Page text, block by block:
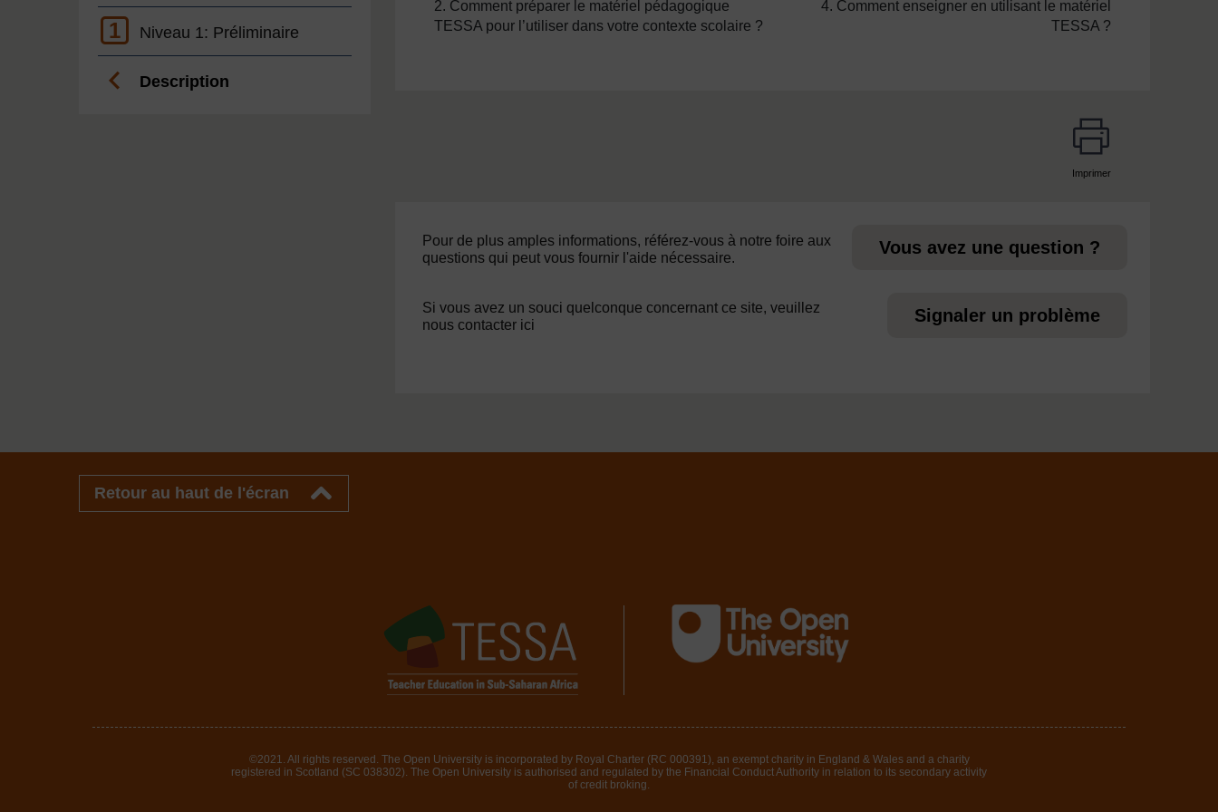
1 Niveau 1: Préliminaire
Description
2. Comment préparer le matériel pédagogique
TESSA pour l’utiliser dans votre contexte scolaire ?
4. Comment enseigner en utilisant le matériel
TESSA ?
Imprimer
Pour de plus amples informations, référez-vous à notre foire aux
questions qui peut vous fournir l'aide nécessaire.
Vous avez une question ?
Si vous avez un souci quelconque concernant ce site, veuillez
nous contacter ici
Signaler un problème
Retour au haut de l'écran
©2021. All rights reserved. The Open University is incorporated by Royal Charter (RC 000391), an exempt charity in England & Wales and a charity
registered in Scotland (SC 038302). The Open University is authorised and regulated by the Financial Conduct Authority in relation to its secondary activity
of credit broking.